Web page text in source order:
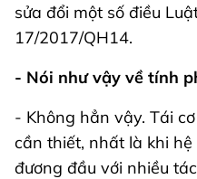
sửa đổi một số điều
17/2017/QH14.
- Nói như vậy về tính
- Không hẳn vậy. Tái
cần thiết, nhất là khi
đương đầu với nhiều